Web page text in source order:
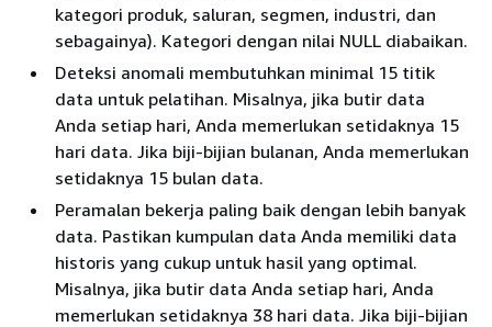
kategori produk, saluran, segmen, industri, dan
sebagainya). Kategori dengan nilai NULL diabaikan.
Deteksi anomali membutuhkan minimal 15 titik
data untuk pelatihan. Misalnya, jika butir data
Anda setiap hari, Anda memerlukan setidaknya 15
hari data. Jika biji-bijian bulanan, Anda memerlukan
setidaknya 15 bulan data.
Peramalan bekerja paling baik dengan lebih banyak
data. Pastikan kumpulan data Anda memiliki data
historis yang cukup untuk hasil yang optimal.
Misalnya, jika butir data Anda setiap hari, Anda
memerlukan setidaknya 38 hari data. Jika biji-bijian